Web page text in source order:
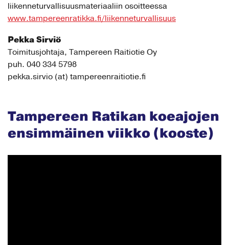
liikenneturvallisuusmateriaaliin osoitteessa
www.tampereenratikka.fi/liikenneturvallisuus
Pekka Sirviö
Toimitusjohtaja, Tampereen Raitiotie Oy
puh. 040 334 5798
pekka.sirvio (at) tampereenraitiotie.fi
Tampereen Ratikan koeajojen
ensimmäinen viikko (kooste)